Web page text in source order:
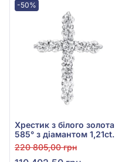
-50%
Хрестик з білого золота
585° з діамантом 1,21ct,
арт. 45б
220 805,00 грн